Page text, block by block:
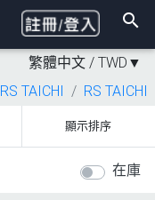
繁體中文 / TWD ▼
RS TAICHI RS TAICHI
顯示排序
在庫